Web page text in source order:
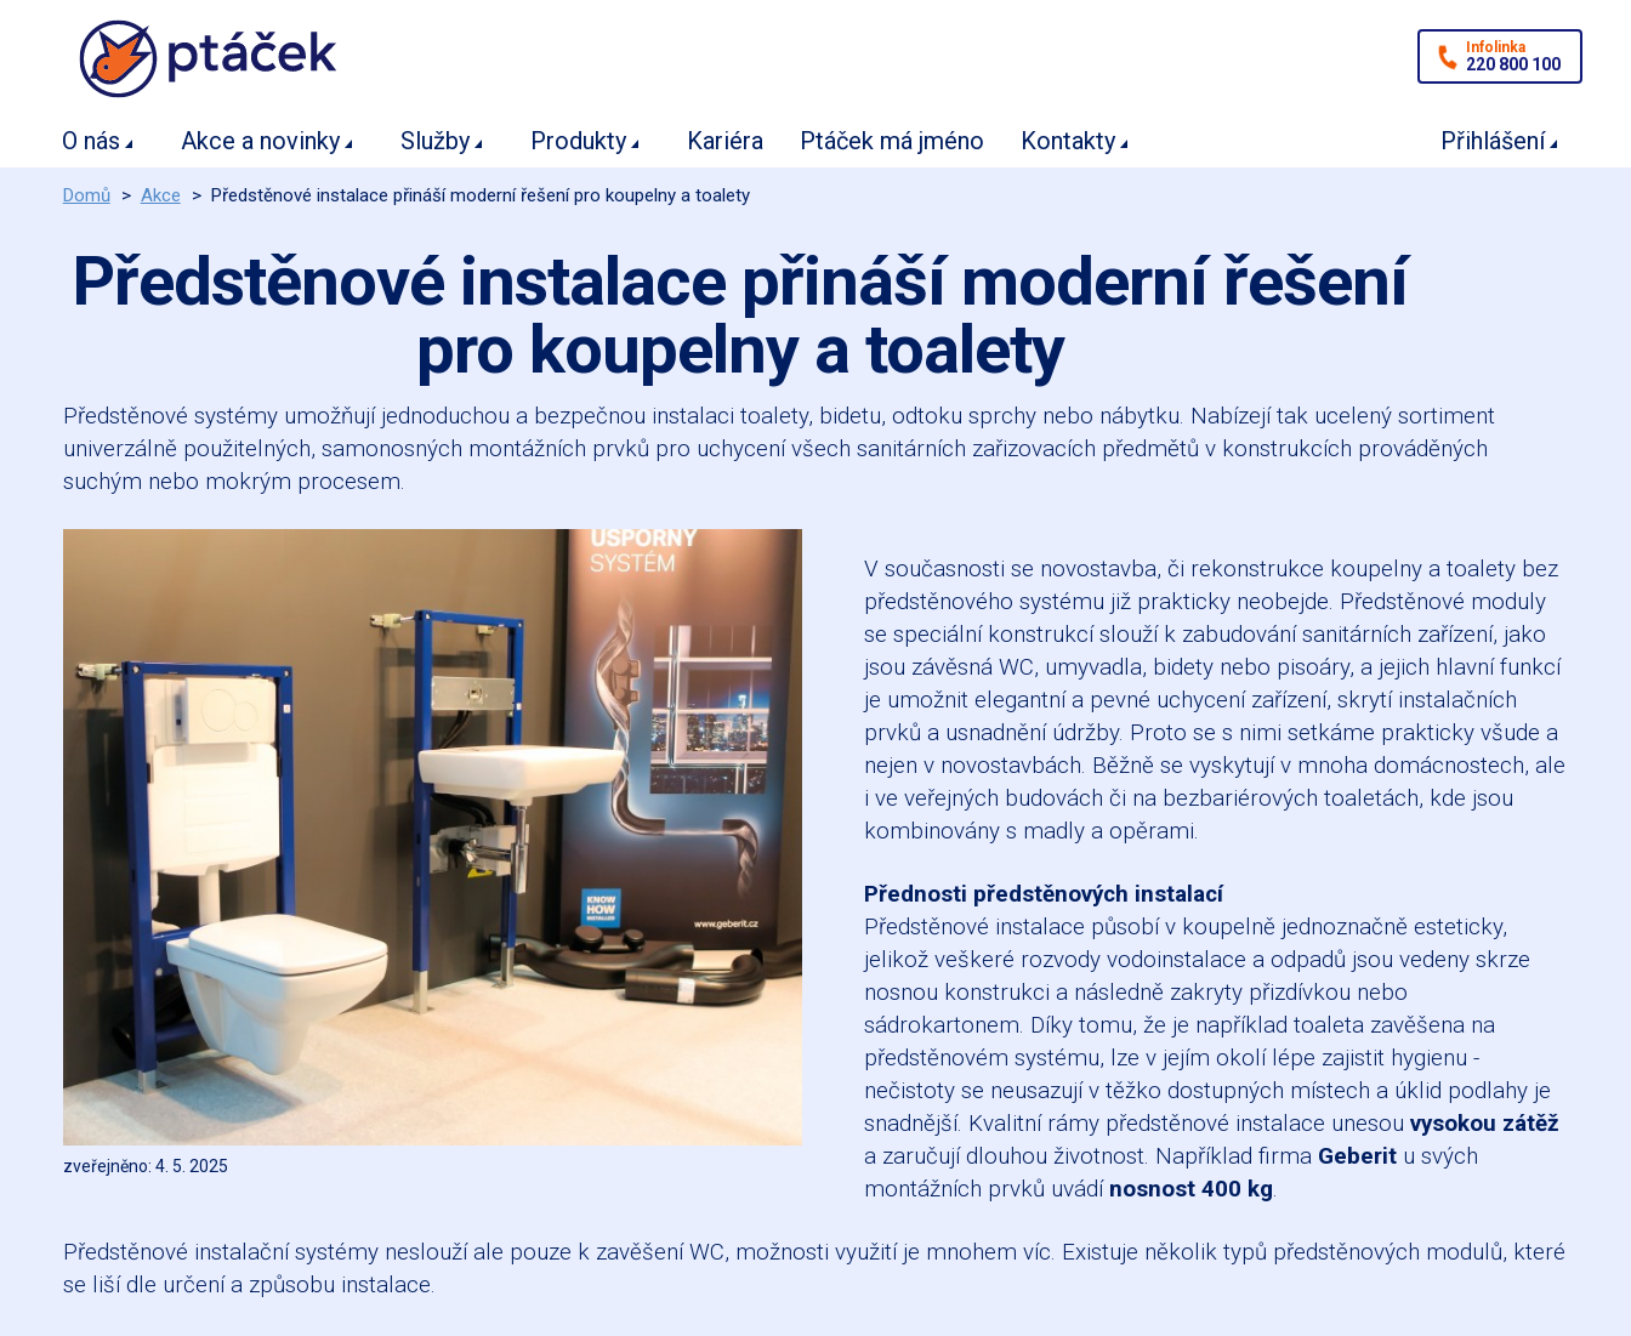
Infolinka
220 800 100
Přihlášení
O nás Akce a novinky Služby Produkty Kariéra Ptáček má jméno Kontakty
Domů > Akce > Předstěnové instalace přináší moderní řešení pro koupelny a toalety
Předstěnové instalace přináší moderní řešení
pro koupelny a toalety
Předstěnové systémy umožňují jednoduchou a bezpečnou instalaci toalety, bidetu, odtoku sprchy nebo nábytku. Nabízejí tak ucelený sortiment
univerzálně použitelných, samonosných montážních prvků pro uchycení všech sanitárních zařizovacích předmětů v konstrukcích prováděných
suchým nebo mokrým procesem.
zveřejněno: 4. 5. 2025
V současnosti se novostavba, či rekonstrukce koupelny a toalety bez
předstěnového systému již prakticky neobejde. Předstěnové moduly
se speciální konstrukcí slouží k zabudování sanitárních zařízení, jako
jsou závěsná WC, umyvadla, bidety nebo pisoáry, a jejich hlavní funkcí
je umožnit elegantní a pevné uchycení zařízení, skrytí instalačních
prvků a usnadnění údržby. Proto se s nimi setkáme prakticky všude a
nejen v novostavbách. Běžně se vyskytují v mnoha domácnostech, ale
i ve veřejných budovách či na bezbariérových toaletách, kde jsou
kombinovány s madly a opěrami.
Přednosti předstěnových instalací
Předstěnové instalace působí v koupelně jednoznačně esteticky,
jelikož veškeré rozvody vodoinstalace a odpadů jsou vedeny skrze
nosnou konstrukci a následně zakryty přizdívkou nebo
sádrokartonem. Díky tomu, že je například toaleta zavěšena na
předstěnovém systému, lze v jejím okolí lépe zajistit hygienu -
nečistoty se neusazují v těžko dostupných místech a úklid podlahy je
snadnější. Kvalitní rámy předstěnové instalace unesou vysokou zátěž
a zaručují dlouhou životnost. Například firma Geberit u svých
montážních prvků uvádí nosnost 400 kg.
Předstěnové instalační systémy neslouží ale pouze k zavěšení WC, možnosti využití je mnohem víc. Existuje několik typů předstěnových modulů, které
se liší dle určení a způsobu instalace.